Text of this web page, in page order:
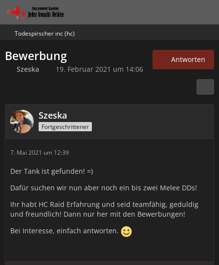
Todespirscher inc (hc)
Bewerbung
Szeska 19. Februar 2021 um 14:06
Antworten
Szeska
Fortgeschrittener
7. Mai 2021 um 12:39
Der Tank ist gefunden! =)
Dafür suchen wir nun aber noch ein bis zwei Melee DDs!
Ihr habt HC Raid Erfahrung und seid teamfähig, geduldig
und freundlich! Dann nur her mit den Bewerbungen!
Bei Interesse, einfach antworten.